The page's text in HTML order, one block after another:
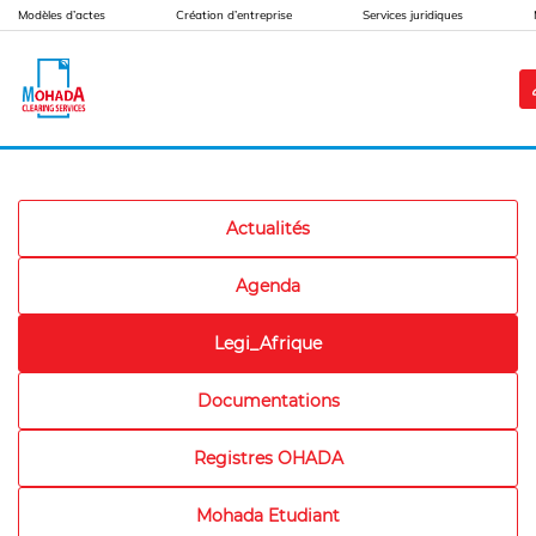
)
Modèles d’actes Création d’entreprise Services juridiques
Actualités
Agenda
Legi_Afrique
Documentations
Registres OHADA
Mohada Etudiant